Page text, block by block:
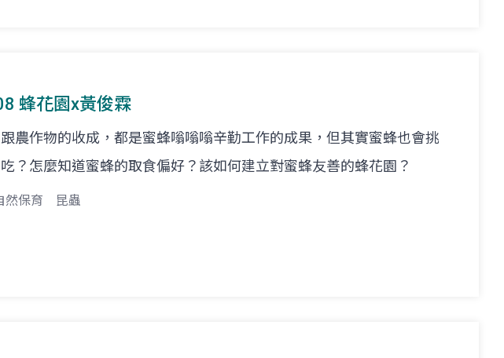
蜂花園x黃俊霖
農作物的收成，都是蜜蜂嗡嗡嗡辛勤工作的成果，但其實蜜蜂也會挑
？怎麼知道蜜蜂的取食偏好？該如何建立對蜜蜂友善的蜂花園？
然保育 昆蟲